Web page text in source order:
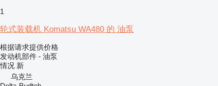
1
轮式装载机 Komatsu WA480 的 油泵
根据请求提供价格
发动机部件 - 油泵
情况 新
乌克兰